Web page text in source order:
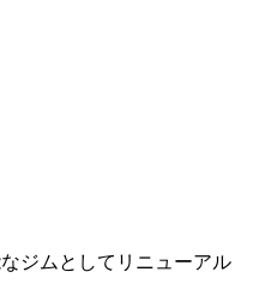
ジムとしてリニューアル